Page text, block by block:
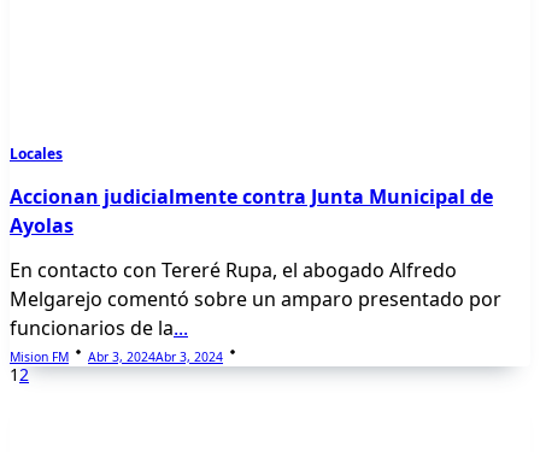
Locales
Accionan judicialmente contra Junta Municipal de
Ayolas
En contacto con Tereré Rupa, el abogado Alfredo
Melgarejo comentó sobre un amparo presentado por
funcionarios de la...
Mision FM Abr 3, 2024Abr 3, 2024
12